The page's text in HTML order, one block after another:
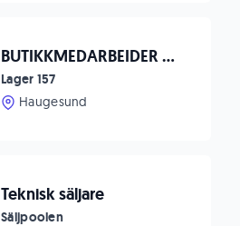
BUTIKKMEDARBEIDER 80% - HAUGESUND
Lager 157
Haugesund
Teknisk säljare
Säljpoolen